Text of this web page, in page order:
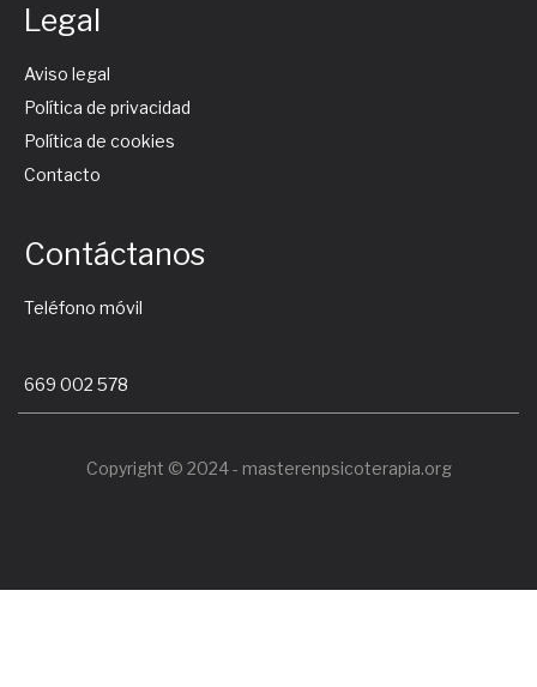
Legal
Aviso legal
Política de privacidad
Política de cookies
Contacto
Contáctanos
Teléfono móvil
669 002 578
Copyright © 2024 - masterenpsicoterapia.org